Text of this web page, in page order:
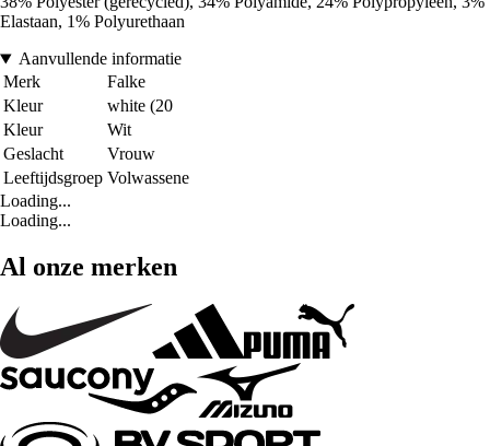
Elastaan, 1% Polyurethaan
Aanvullende informatie
Merk
Falke
Kleur
white (20
Kleur
Wit
Geslacht
Vrouw
Leeftijdsgroep Volwassene
Loading...
Loading...
Al onze merken